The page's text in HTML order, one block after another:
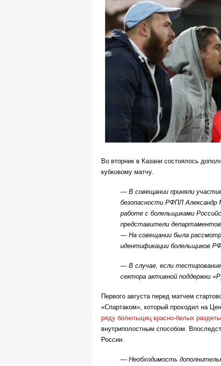
Во вторник в Казани состоялось
кубковому матчу.
— В совещании приняли
безопасности РФПЛ Александр
работе с болельщиками
представители
— На совещании была
идентификации болельщиков
— В случае, если
сектора активной поддержки
Первого августа перед матчем
«Спартаком», который проходил на
ряду болельщиц красно-белых
внутриполостным способом.
России.
— Необходимость